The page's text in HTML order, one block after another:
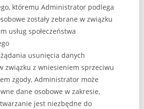
któremu Administrator podlega
zostały zebrane w związku
usług społeczeństwa
usunięcia danych
związku z wniesieniem sprzeciwu
zgody, Administrator może
dane osobowe w zakresie,
jest niezbędne do